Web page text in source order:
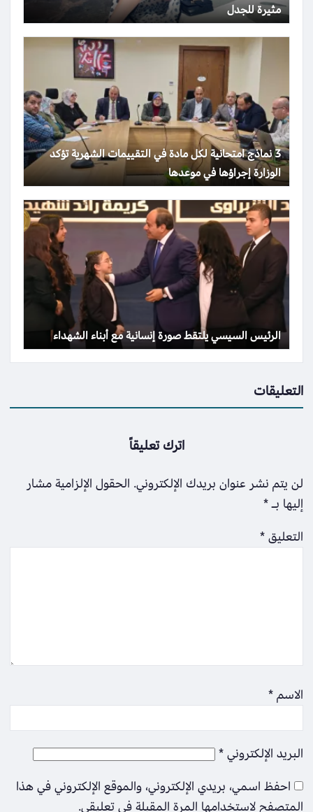
مثيرة للجدل
3 نماذج امتحانية لكل مادة في التقييمات الشهرية تؤكد
الوزارة إجراؤها في موعدها
الرئيس السيسي يلتقط صورة إنسانية مع أبناء الشهداء
التعليقات
اترك تعليقاً
لن يتم نشر عنوان بريدك الإلكتروني. الحقول الإلزامية مشار
إليها بـ*
التعليق*
الاسم*
البريد الإلكتروني*
احفظ اسمي، بريدي الإلكتروني، والموقع الإلكتروني في هذا
المتصفح لاستخدامها المرة المقبلة في تعليقي.